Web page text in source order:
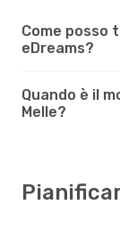
Come posso
eDreams?
Quando è il
Melle?